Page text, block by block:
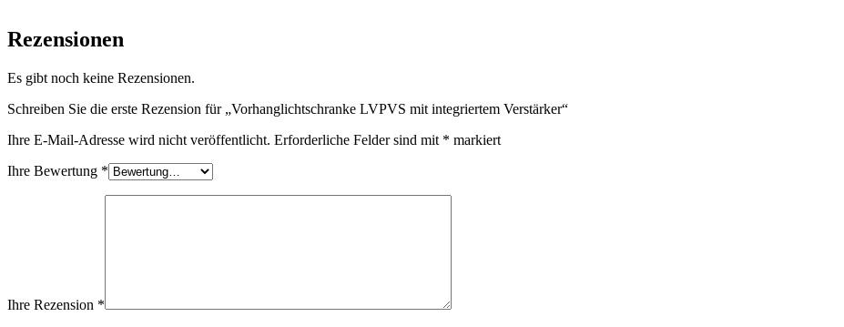
Rezensionen
Es gibt noch keine Rezensionen.
Schreiben Sie die erste Rezension für „Vorhanglichtschranke LVPVS mit integriertem Verstärker“
Ihre E-Mail-Adresse wird nicht veröffentlicht. Erforderliche Felder sind mit * markiert
Ihre Bewertung *
Ihre Rezension *